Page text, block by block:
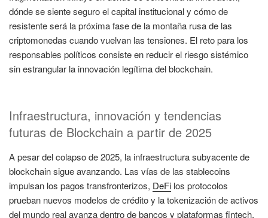
dónde se siente seguro el capital institucional y cómo de
resistente será la próxima fase de la montaña rusa de las
criptomonedas cuando vuelvan las tensiones. El reto para los
responsables políticos consiste en reducir el riesgo sistémico
sin estrangular la innovación legítima del blockchain.
Infraestructura, innovación y tendencias
futuras de Blockchain a partir de 2025
A pesar del colapso de 2025, la infraestructura subyacente de
blockchain sigue avanzando. Las vías de las stablecoins
impulsan los pagos transfronterizos, DeFi los protocolos
prueban nuevos modelos de crédito y la tokenización de activos
del mundo real avanza dentro de bancos y plataformas fintech.